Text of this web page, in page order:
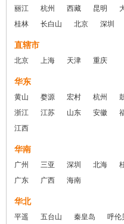
丽江 杭州 西藏 昆明
桂林
长白山 北京 深圳
直辖市
北京 上海 天津 重庆
华东
黄山 婺源 宏村 杭州
浙江
江苏 山东 安徽
江西
华南
广州 三亚 深圳 北海
广东
广西 海南
华北
平遥 五台山 秦皇岛
呼伦